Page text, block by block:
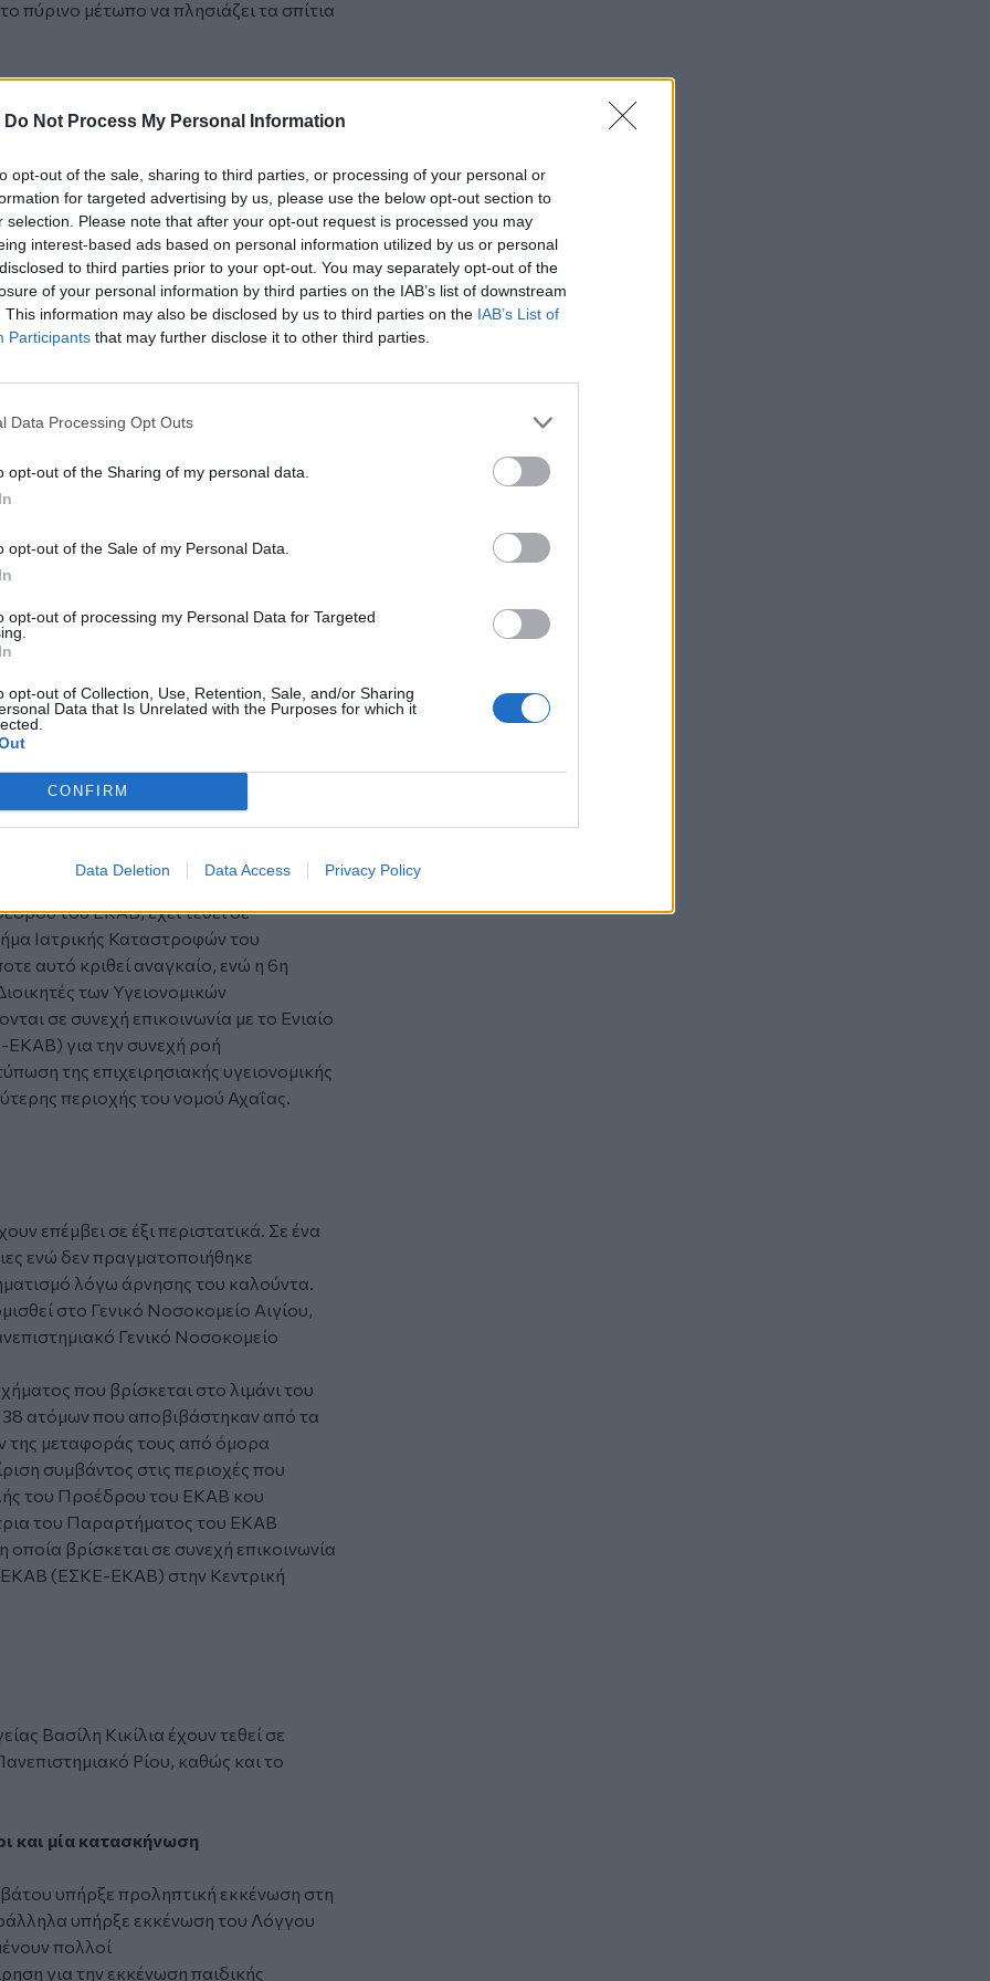
Do Not Process My Personal Information
opt-out of the sale, sharing to third parties, or processing of your personal or
for targeted advertising by us, please use the below opt-out section to
selection. Please note that after your opt-out request is processed you may
interest-based ads based on personal information utilized by us or personal
to third parties prior to your opt-out. You may separately opt-out of the
of your personal information by third parties on the IAB’s list of downstream
This information may also be disclosed by us to third parties on the IAB’s List of
Participants that may further disclose it to other third parties.
Data Processing Opt Outs
opt-out of the Sharing of my personal data.
opt-out of the Sale of my Personal Data.
opt-out of processing my Personal Data for Targeted
opt-out of Collection, Use, Retention, Sale, and/or Sharing
Data that Is Unrelated with the Purposes for which it
CONFIRM
Data Deletion Data Access Privacy Policy
πύρινο μέτωπο να πλησιάζει τα σπίτια
στις εντολές για
στο δημοτικό γήπεδο
Περλέγκας, προσθέτοντας
στην θαλάσσια ζώνη, ώστε να
ότι «η κατάσταση είναι πολύ
έχει κάψει καλώδια από τις κολώνες
υπάρχει ηλεκτρικό ρεύμα και
Δημοτικού Συμβουλίου Αιγιαλείας
καεί τουλάχιστον 20 σπίτια.
εξαπλώθηκε παρά πολύ γρήγορα η
περιοχή, έχει διανύσει η
μέτωπο είναι σε εξέλιξη προς
του Αιγίου», τόνισε ο κ.
μέσα από τον οικισμό, εκκενώθηκε
καπνό, καίγεται», συμπλήρωσε.
της Πάτρας έχει τεθεί σε
για την κάλυψη όλων των
ένα ασθενοφόρο όχημα στη
όχημα στο λιμάνι Αιγίου και
του παραθαλάσσιου
περιοχή βρίσκονται σε
ώστε να επέμβουν σε
άμεσης προνοσοκομειακής
του ΕΚΑΒ, έχει τεθεί σε
Ιατρικής Καταστροφών του
αυτό κριθεί αναγκαίο, ενώ η 6η
των Υγειονομικών
σε συνεχή επικοινωνία με το Ενιαίο
για την συνεχή ροή
της επιχειρησιακής υγειονομικής
περιοχής του νομού Αχαΐας.
επέμβει σε έξι περιστατικά. Σε ένα
ενώ δεν πραγματοποιήθηκε
λόγω άρνησης του καλούντα.
στο Γενικό Νοσοκομείο Αιγίου,
Γενικό Νοσοκομείο
που βρίσκεται στο λιμάνι του
38 ατόμων που αποβιβάστηκαν από τα
της μεταφοράς τους από όμορα
συμβάντος στις περιοχές που
του Προέδρου του ΕΚΑΒ κου
του Παραρτήματος του ΕΚΑΒ
βρίσκεται σε συνεχή επικοινωνία
ΕΚΑΒ (ΕΣΚΕ-ΕΚΑΒ) στην Κεντρική
Βασίλη Κικίλια έχουν τεθεί σε
Ρίου, καθώς και το
και μία κατασκήνωση
υπήρξε προληπτική εκκένωση στη
υπήρξε εκκένωση του Λόγγου
πολλοί
για την εκκένωση παιδικής